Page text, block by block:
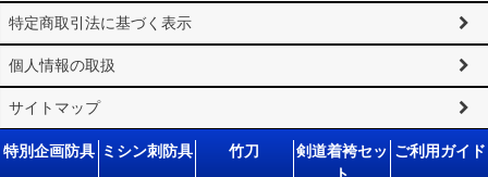
特定商取引法に基づく表示
個人情報の取扱
サイトマップ
©2025 剣道防具工房「源」 All Rights reserved.
特別企画防具 ミシン刺防具 竹刀
剣道着袴セッ ご利用ガイド